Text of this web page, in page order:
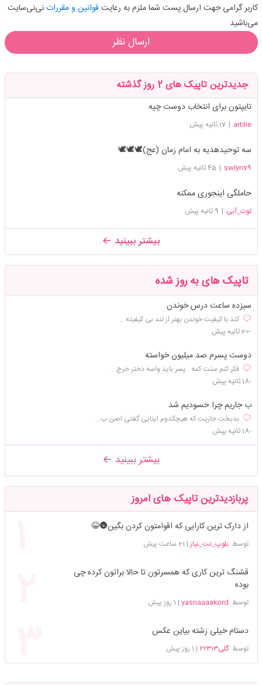
کاربر گرامی جهت ارسال پست شما ملزم به رعایت قوانین و مقرراتنی‌نی‌سایت
می‌باشید
ارسال نظر
جدیدترین تاپیک های 2 روز گذشته
تایپتون برای انتخاب دوست چیه
artilie
| 17 ثانیه پیش
سه توحیدهدیه به امام زمان (عج)🕊🕊🕊
swlyn79
| 45 ثانیه پیش
حاملگی اینجوری ممکنه
توت_آبی | 9 ثانیه پیش
بیشتر ببینید
تاپیک های به روز شده
سیزده ساعت درس خوندن
کند با کیفیت خوندن بهتر از تند بی کیفیته...
-20 ثانیه پیش
دوست پسرم صد میلیون خواسته
فکر کنم سنت کمه . پسر باید واسه دختر خرج...
-18 ثانیه پیش
ب جاریم چرا حسودیم شد
بدبخت جاریت که هیچکدوم اینایی گفتی اصن ب...
-18 ثانیه پیش
بیشتر ببینید
پربازدیدترین تاپیک های امروز
از دارک ترین کارایی که اقوامتون کردن بگین🌚😂
توسطبلوپ_نت_نیاز | 21 ساعت پیش
قشنگ ترین کاری که همسرتون تا حالا براتون کرده چی
بوده
توسط yasnaaaakord
| 1 روز پیش
دستام خیلی زشته بیاین عکس
توسطگلی۲۲۳۱۳ | 1 روز پیش